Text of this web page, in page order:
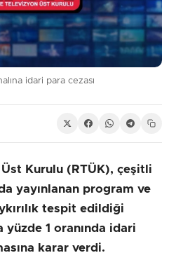
idari para cezası
Kurulu (RTÜK), çeşitli
yayınlanan program ve
tespit edildiği
1 oranında idari
karar verdi.